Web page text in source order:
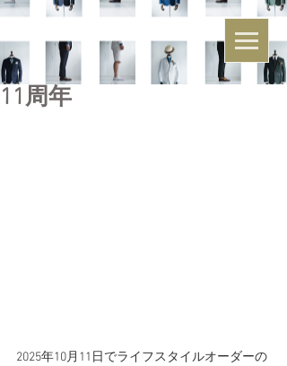
11周年
2025年10月11日でライフスタイルオーダーの